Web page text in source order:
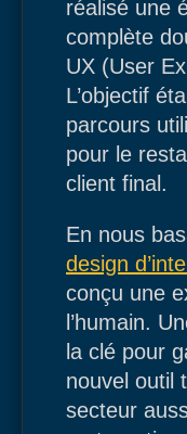
réalisé une
complète
UX (User
L’objectif
parcours
pour le
client final.
En nous
design
conçu une
l’humain.
la clé pour
nouvel outil
secteur